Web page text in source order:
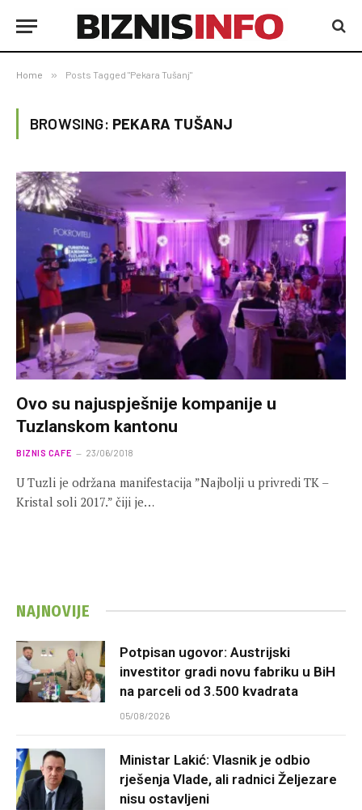
Home » Posts Tagged "Pekara Tušanj"
BROWSING: PEKARA TUŠANJ
Ovo su najuspješnije kompanije u
Tuzlanskom kantonu
BIZNIS CAFE 23/06/2018
U Tuzli je održana manifestacija ”Najbolji u privredi TK –
Kristal soli 2017.” čiji je…
NAJNOVIJE
Potpisan ugovor: Austrijski
investitor gradi novu fabriku u BiH
na parceli od 3.500 kvadrata
05/08/2026
Ministar Lakić: Vlasnik je odbio
rješenja Vlade, ali radnici Željezare
nisu ostavljeni